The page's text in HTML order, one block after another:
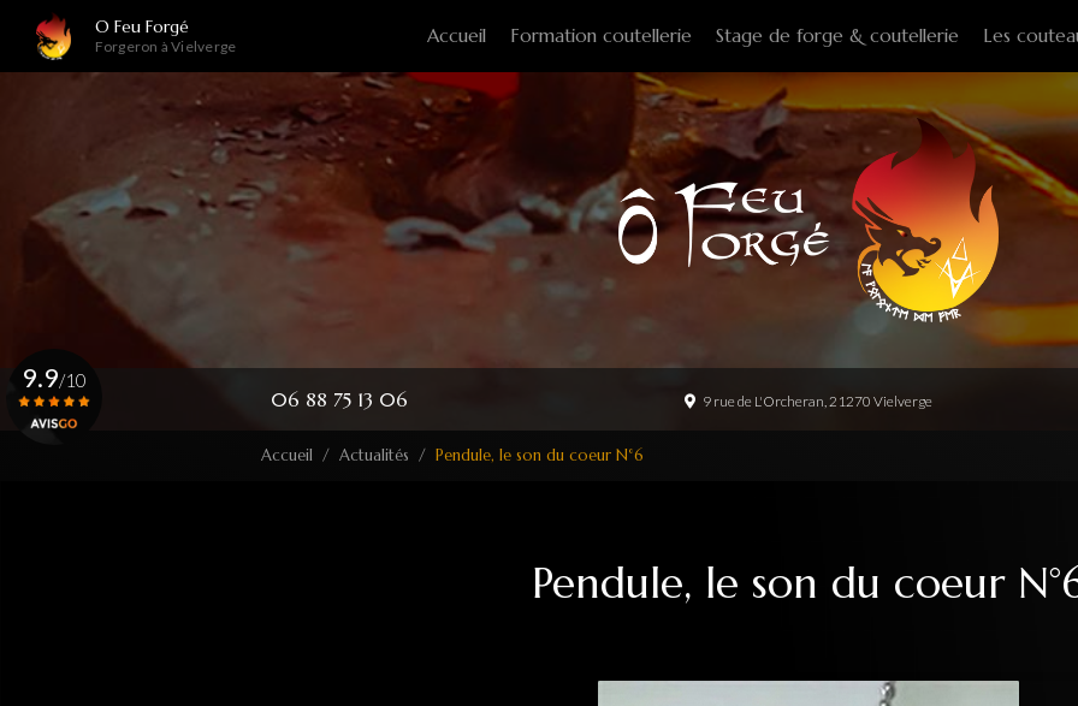
contenu
O Feu Forgé
Forgeron à Vielverge Accueil Formation coutellerie Stage de forge & coutellerie Les
Couteaux
Couteaux
Couteaux
Couteaux
Tire-
Option
06 88 75 13 06 9 rue de L'Orcheran, 21270 Vielverge
9.9/10
Accueil Actualités Pendule, le son du coeur N°6
Pendule, le son du coeur